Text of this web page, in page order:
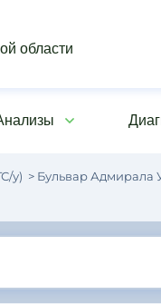
области
у) Бульвар Адмирала